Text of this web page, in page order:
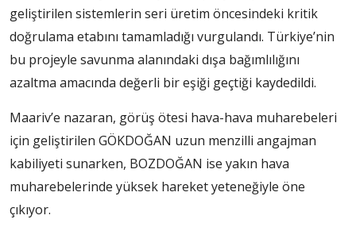
geliştirilen sistemlerin seri üretim öncesindeki kritik
doğrulama etabını tamamladığı vurgulandı. Türkiye’nin
bu projeyle savunma alanındaki dışa bağımlılığını
azaltma amacında değerli bir eşiği geçtiği kaydedildi.
Maariv’e nazaran, görüş ötesi hava-hava muharebeleri
için geliştirilen GÖKDOĞAN uzun menzilli angajman
kabiliyeti sunarken, BOZDOĞAN ise yakın hava
muharebelerinde yüksek hareket yeteneğiyle öne
çıkıyor.